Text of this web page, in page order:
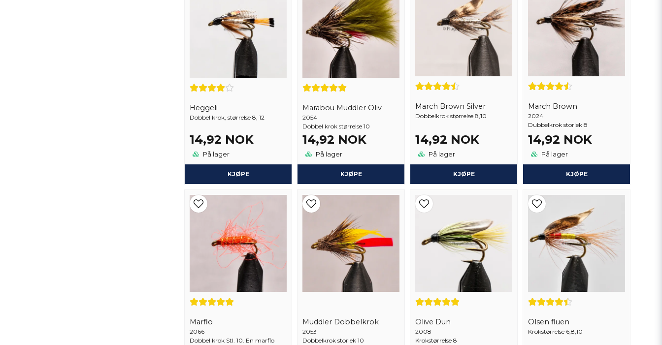
Heggeli
Dobbel krok, størrelse 8, 12
14,92 NOK
På lager
KJØPE
Marabou Muddler Oliv
2054
Dobbel krok størrelse 10
14,92 NOK
På lager
KJØPE
March Brown Silver
Dobbelkrok størrelse 8,10
14,92 NOK
På lager
KJØPE
March Brown
2024
Dubbelkrok storlek 8
14,92 NOK
På lager
KJØPE
Marflo
2066
Dobbel krok Stl. 10. En marflo
Muddler Dobbelkrok
2053
Dobbelkrok storlek 10
Olive Dun
2008
Krokstørrelse 8
Olsen fluen
Krokstørrelse 6,8,10